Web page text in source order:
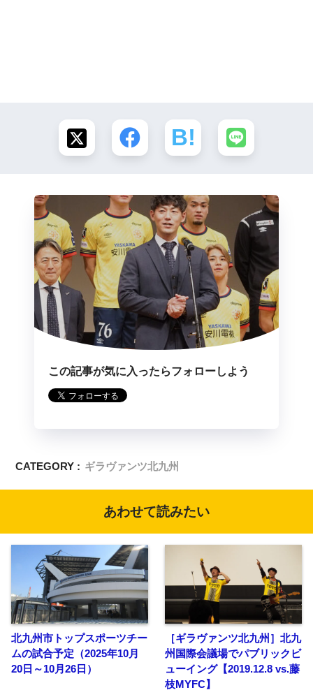
この記事が気に入ったらフォローしよう
CATEGORY : ギラヴァンツ北九州
あわせて読みたい
北九州市トップスポーツチー
ムの試合予定（2025年10月
20日～10月26日）
［ギラヴァンツ北九州］北九
州国際会議場でパブリックビ
ューイング【2019.12.8 vs.藤
枝MYFC】